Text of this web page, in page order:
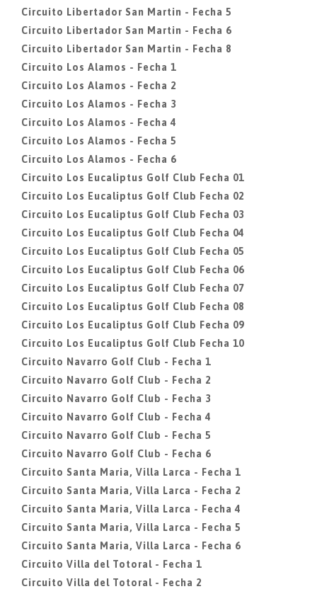
Circuito Libertador San Martin - Fecha 5
Circuito Libertador San Martin - Fecha 6
Circuito Libertador San Martin - Fecha 8
Circuito Los Alamos - Fecha 1
Circuito Los Alamos - Fecha 2
Circuito Los Alamos - Fecha 3
Circuito Los Alamos - Fecha 4
Circuito Los Alamos - Fecha 5
Circuito Los Alamos - Fecha 6
Circuito Los Eucaliptus Golf Club Fecha 01
Circuito Los Eucaliptus Golf Club Fecha 02
Circuito Los Eucaliptus Golf Club Fecha 03
Circuito Los Eucaliptus Golf Club Fecha 04
Circuito Los Eucaliptus Golf Club Fecha 05
Circuito Los Eucaliptus Golf Club Fecha 06
Circuito Los Eucaliptus Golf Club Fecha 07
Circuito Los Eucaliptus Golf Club Fecha 08
Circuito Los Eucaliptus Golf Club Fecha 09
Circuito Los Eucaliptus Golf Club Fecha 10
Circuito Navarro Golf Club - Fecha 1
Circuito Navarro Golf Club - Fecha 2
Circuito Navarro Golf Club - Fecha 3
Circuito Navarro Golf Club - Fecha 4
Circuito Navarro Golf Club - Fecha 5
Circuito Navarro Golf Club - Fecha 6
Circuito Santa Maria, Villa Larca - Fecha 1
Circuito Santa Maria, Villa Larca - Fecha 2
Circuito Santa Maria, Villa Larca - Fecha 4
Circuito Santa Maria, Villa Larca - Fecha 5
Circuito Santa Maria, Villa Larca - Fecha 6
Circuito Villa del Totoral - Fecha 1
Circuito Villa del Totoral - Fecha 2